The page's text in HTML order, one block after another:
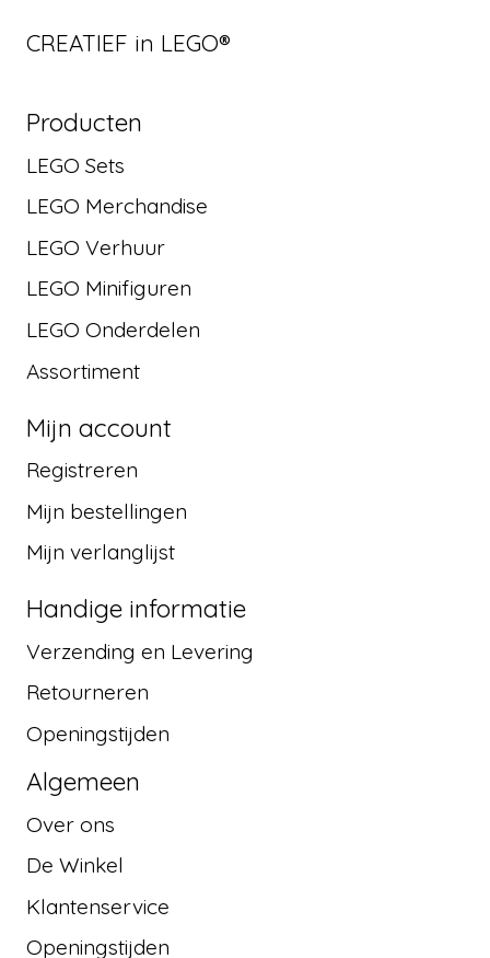
CREATIEF in LEGO®
Producten
LEGO Sets
LEGO Merchandise
LEGO Verhuur
LEGO Minifiguren
LEGO Onderdelen
Assortiment
Mijn account
Registreren
Mijn bestellingen
Mijn verlanglijst
Handige informatie
Verzending en Levering
Retourneren
Openingstijden
Algemeen
Over ons
De Winkel
Klantenservice
Openingstijden